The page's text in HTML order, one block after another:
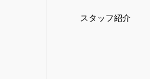
スタッフ紹介